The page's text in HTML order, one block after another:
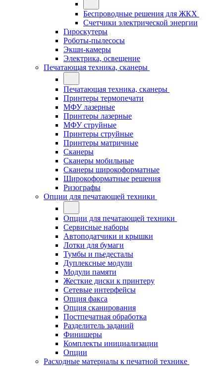
Беспроводные решения для ЖКХ
Счетчики электрической энергии
Гироскутеры
Роботы-пылесосы
Экшн-камеры
Электрика, освещение
Печатающая техника, сканеры
Печатающая техника, сканеры
Принтеры термопечати
МФУ лазерные
Принтеры лазерные
МФУ струйные
Принтеры струйные
Принтеры матричные
Сканеры
Сканеры мобильные
Сканеры широкоформатные
Широкоформатные решения
Ризографы
Опции для печатающей техники
Опции для печатающей техники
Сервисные наборы
Автоподатчики и крышки
Лотки для бумаги
Тумбы и пьедесталы
Дуплексные модули
Модули памяти
Жесткие диски к принтеру
Сетевые интерфейсы
Опция факса
Опция сканирования
Постпечатная обработка
Разделитель заданий
Финишеры
Комплекты инициализации
Опции
Расходные материалы к печатной технике